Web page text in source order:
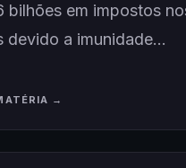
bilhões em impostos
devido a imunidade…
→